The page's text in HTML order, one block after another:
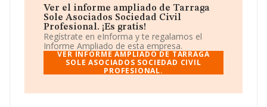
Sociedad Civil Profesional.tiene un modelo de
sociedad Sociedad civil profesional.
Ver el informe ampliado de Tarraga
Sole Asociados Sociedad Civil
Profesional. ¡Es gratis!
Regístrate en eInforma y te regalamos el
Informe Ampliado de esta empresa.
VER INFORME AMPLIADO DE TARRAGA
SOLE ASOCIADOS SOCIEDAD CIVIL
PROFESIONAL.